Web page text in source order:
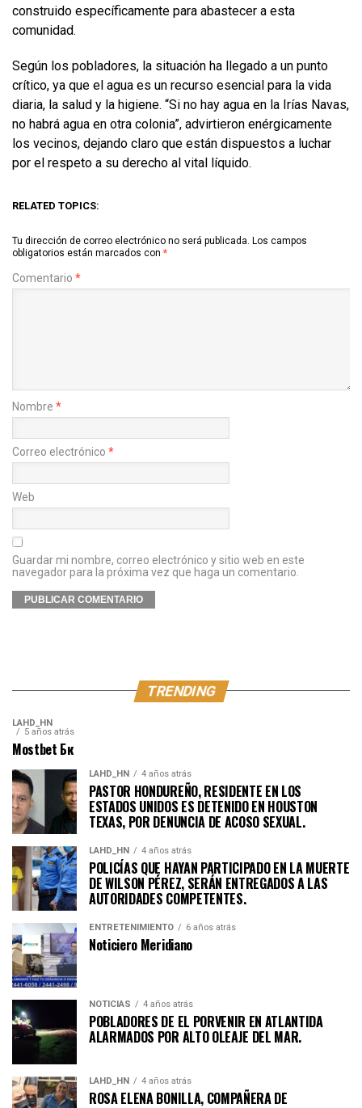
construido específicamente para abastecer a esta
comunidad.
Según los pobladores, la situación ha llegado a un punto
crítico, ya que el agua es un recurso esencial para la vida
diaria, la salud y la higiene. “Si no hay agua en la Irías Navas,
no habrá agua en otra colonia”, advirtieron enérgicamente
los vecinos, dejando claro que están dispuestos a luchar
por el respeto a su derecho al vital líquido.
RELATED TOPICS:
Tu dirección de correo electrónico no será publicada. Los campos
obligatorios están marcados con *
Comentario *
Nombre *
Correo electrónico *
Web
Guardar mi nombre, correo electrónico y sitio web en este
navegador para la próxima vez que haga un comentario.
TRENDING
LAHD_HN
5 años atrás
Mostbet Бк
LAHD_HN 4 años atrás
PASTOR HONDUREÑO, RESIDENTE EN LOS
ESTADOS UNIDOS ES DETENIDO EN HOUSTON
TEXAS, POR DENUNCIA DE ACOSO SEXUAL.
LAHD_HN 4 años atrás
POLICÍAS QUE HAYAN PARTICIPADO EN LA MUERTE
DE WILSON PÉREZ, SERÁN ENTREGADOS A LAS
AUTORIDADES COMPETENTES.
ENTRETENIMIENTO 6 años atrás
Noticiero Meridiano
NOTICIAS 4 años atrás
POBLADORES DE EL PORVENIR EN ATLANTIDA
ALARMADOS POR ALTO OLEAJE DEL MAR.
LAHD_HN 4 años atrás
ROSA ELENA BONILLA, COMPAÑERA DE